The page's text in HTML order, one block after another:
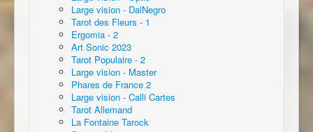
Large vision - DalNegro
Tarot des Fleurs - 1
Ergomia - 2
Art Sonic 2023
Tarot Populaire - 2
Large vision - Master
Phares de France 2
Large vision - Calli Cartes
Tarot Allemand
La Fontaine Tarock